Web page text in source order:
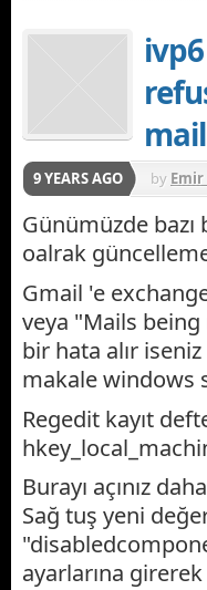
9 YEARS AGO by
Günümüzde
oalrak
Gmail 'e
veya "Mails
bir hata alır
makale windows
Regedit kayıt
Burayı açınız
Sağ tuş yeni
ayarlarına